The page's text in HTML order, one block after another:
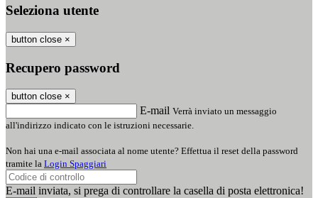
Seleziona utente
button close ×
Recupero password
button close ×
E-mail Verrà inviato un messaggio
all'indirizzo indicato con le istruzioni necessarie.
Non hai una e-mail associata al nome utente? Effettua il reset della password
tramite la Login Spaggiari
E-mail inviata, si prega di controllare la casella di posta elettronica!